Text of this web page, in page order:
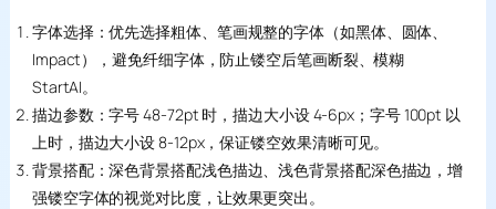
字体选择：优先选择粗体、笔画规整的字体（如黑体、圆体、
Impact），避免纤细字体，防止镂空后笔画断裂、模糊
StartAI。
描边参数：字号 48-72pt 时，描边大小设 4-6px；字号 100pt 以
上时，描边大小设 8-12px，保证镂空效果清晰可见。
背景搭配：深色背景搭配浅色描边、浅色背景搭配深色描边，增
强镂空字体的视觉对比度，让效果更突出。